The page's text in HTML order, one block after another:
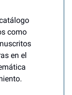
como
en el